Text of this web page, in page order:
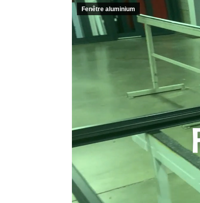
Fenêtre aluminium